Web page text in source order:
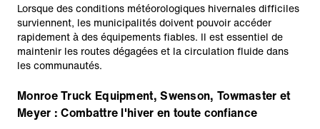
Lorsque des conditions météorologiques hivernales difficiles
surviennent, les municipalités doivent pouvoir accéder
rapidement à des équipements fiables. Il est essentiel de
maintenir les routes dégagées et la circulation fluide dans
les communautés.
Monroe Truck Equipment, Swenson, Towmaster et
Meyer : Combattre l'hiver en toute confiance